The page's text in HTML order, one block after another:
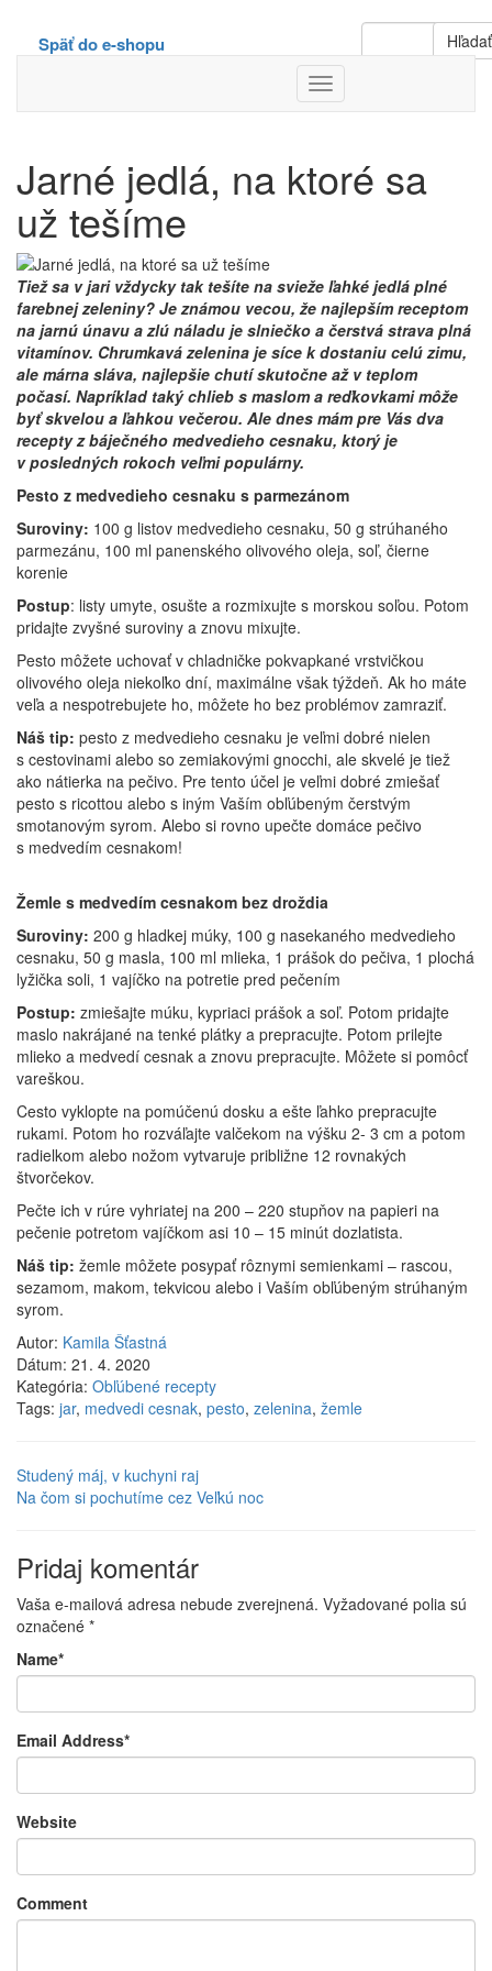
Hľadať
Späť do e-shopu
Toggle
Navigation
Jarné jedlá, na ktoré sa
už tešíme
Tiež sa v jari vždycky tak tešíte na svieže ľahké jedlá plné
farebnej zeleniny? Je známou vecou, že najlepším receptom
na jarnú únavu a zlú náladu je slniečko a čerstvá strava plná
vitamínov. Chrumkavá zelenina je síce k dostaniu celú zimu,
ale márna sláva, najlepšie chutí skutočne až v teplom
počasí. Napríklad taký chlieb s maslom a reďkovkami môže
byť skvelou a ľahkou večerou. Ale dnes mám pre Vás dva
recepty z báječného medvedieho cesnaku, ktorý je
v posledných rokoch veľmi populárny.
Pesto z medvedieho cesnaku s parmezánom
Suroviny: 100 g listov medvedieho cesnaku, 50 g strúhaného
parmezánu, 100 ml panenského olivového oleja, soľ, čierne
korenie
Postup: listy umyte, osušte a rozmixujte s morskou soľou. Potom
pridajte zvyšné suroviny a znovu mixujte.
Pesto môžete uchovať v chladničke pokvapkané vrstvičkou
olivového oleja niekoľko dní, maximálne však týždeň. Ak ho máte
veľa a nespotrebujete ho, môžete ho bez problémov zamraziť.
Náš tip: pesto z medvedieho cesnaku je veľmi dobré nielen
s cestovinami alebo so zemiakovými gnocchi, ale skvelé je tiež
ako nátierka na pečivo. Pre tento účel je veľmi dobré zmiešať
pesto s ricottou alebo s iným Vaším obľúbeným čerstvým
smotanovým syrom. Alebo si rovno upečte domáce pečivo
s medvedím cesnakom!
Žemle s medvedím cesnakom bez droždia
Suroviny: 200 g hladkej múky, 100 g nasekaného medvedieho
cesnaku, 50 g masla, 100 ml mlieka, 1 prášok do pečiva, 1 plochá
lyžička soli, 1 vajíčko na potretie pred pečením
Postup: zmiešajte múku, kypriaci prášok a soľ. Potom pridajte
maslo nakrájané na tenké plátky a prepracujte. Potom prilejte
mlieko a medvedí cesnak a znovu prepracujte. Môžete si pomôcť
vareškou.
Cesto vyklopte na pomúčenú dosku a ešte ľahko prepracujte
rukami. Potom ho rozváľajte valčekom na výšku 2- 3 cm a potom
radielkom alebo nožom vytvaruje približne 12 rovnakých
štvorčekov.
Pečte ich v rúre vyhriatej na 200 – 220 stupňov na papieri na
pečenie potretom vajíčkom asi 10 – 15 minút dozlatista.
Náš tip: žemle môžete posypať rôznymi semienkami – rascou,
sezamom, makom, tekvicou alebo i Vaším obľúbeným strúhaným
syrom.
Autor: Kamila Šťastná
Dátum: 21. 4. 2020
Kategória: Obľúbené recepty
Tags: jar, medvedi cesnak, pesto, zelenina, žemle
Studený máj, v kuchyni raj
Na čom si pochutíme cez Veľkú noc
Pridaj komentár
Vaša e-mailová adresa nebude zverejnená. Vyžadované polia sú
označené *
Name*
Email Address*
Website
Comment